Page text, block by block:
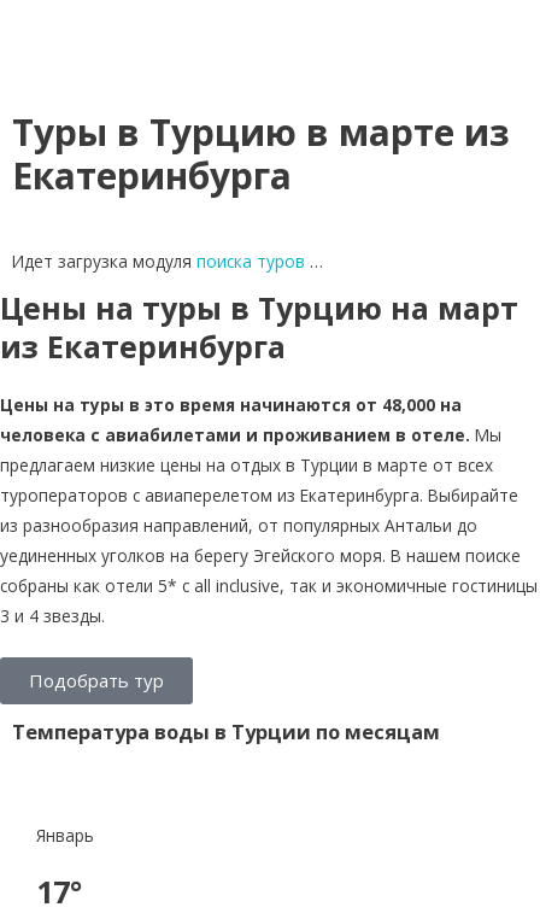
Туры в Турцию в марте из
Екатеринбурга
Идет загрузка модуля поиска туров …
Цены на туры в Турцию на март
из Екатеринбурга
Цены на туры в это время начинаются от 48,000 на
человека с авиабилетами и проживанием в отеле. Мы
предлагаем низкие цены на отдых в Турции в марте от всех
туроператоров с авиаперелетом из Екатеринбурга. Выбирайте
из разнообразия направлений, от популярных Антальи до
уединенных уголков на берегу Эгейского моря. В нашем поиске
собраны как отели 5* с all inclusive, так и экономичные гостиницы
3 и 4 звезды.
Подобрать тур
Температура воды в Турции по месяцам
Январь
17°